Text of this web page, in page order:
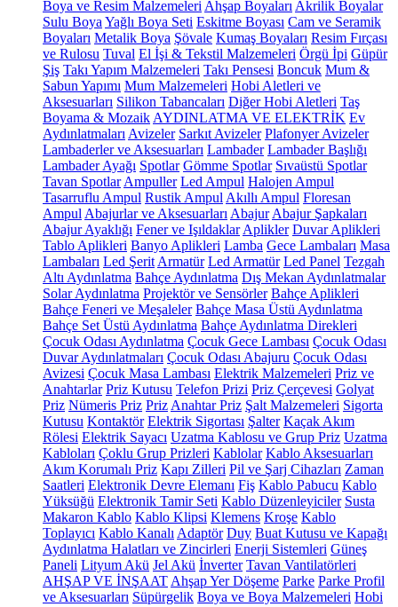
Boya ve Resim Malzemeleri Ahşap Boyaları Akrilik Boyalar
Sulu Boya Yağlı Boya Seti Eskitme Boyası Cam ve Seramik
Boyaları Metalik Boya Şövale Kumaş Boyaları Resim Fırçası
ve Rulosu Tuval El İşi & Tekstil Malzemeleri Örgü İpi Güpür
Şiş Takı Yapım Malzemeleri Takı Pensesi Boncuk Mum &
Sabun Yapımı Mum Malzemeleri Hobi Aletleri ve
Aksesuarları Silikon Tabancaları Diğer Hobi Aletleri Taş
Boyama & Mozaik AYDINLATMA VE ELEKTRİK Ev
Aydınlatmaları Avizeler Sarkıt Avizeler Plafonyer Avizeler
Lambaderler ve Aksesuarları Lambader Lambader Başlığı
Lambader Ayağı Spotlar Gömme Spotlar Sıvaüstü Spotlar
Tavan Spotlar Ampuller Led Ampul Halojen Ampul
Tasarruflu Ampul Rustik Ampul Akıllı Ampul Floresan
Ampul Abajurlar ve Aksesuarları Abajur Abajur Şapkaları
Abajur Ayaklığı Fener ve Işıldaklar Aplikler Duvar Aplikleri
Tablo Aplikleri Banyo Aplikleri Lamba Gece Lambaları Masa
Lambaları Led Şerit Armatür Led Armatür Led Panel Tezgah
Altı Aydınlatma Bahçe Aydınlatma Dış Mekan Aydınlatmalar
Solar Aydınlatma Projektör ve Sensörler Bahçe Aplikleri
Bahçe Feneri ve Meşaleler Bahçe Masa Üstü Aydınlatma
Bahçe Set Üstü Aydınlatma Bahçe Aydınlatma Direkleri
Çocuk Odası Aydınlatma Çocuk Gece Lambası Çocuk Odası
Duvar Aydınlatmaları Çocuk Odası Abajuru Çocuk Odası
Avizesi Çocuk Masa Lambası Elektrik Malzemeleri Priz ve
Anahtarlar Priz Kutusu Telefon Prizi Priz Çerçevesi Golyat
Priz Nümeris Priz Priz Anahtar Priz Şalt Malzemeleri Sigorta
Kutusu Kontaktör Elektrik Sigortası Şalter Kaçak Akım
Rölesi Elektrik Sayacı Uzatma Kablosu ve Grup Priz Uzatma
Kabloları Çoklu Grup Prizleri Kablolar Kablo Aksesuarları
Akım Korumalı Priz Kapı Zilleri Pil ve Şarj Cihazları Zaman
Saatleri Elektronik Devre Elemanı Fiş Kablo Pabucu Kablo
Yüksüğü Elektronik Tamir Seti Kablo Düzenleyiciler Susta
Makaron Kablo Kablo Klipsi Klemens Kroşe Kablo
Toplayıcı Kablo Kanalı Adaptör Duy Buat Kutusu ve Kapağı
Aydınlatma Halatları ve Zincirleri Enerji Sistemleri Güneş
Paneli Lityum Akü Jel Akü İnverter Tavan Vantilatörleri
AHŞAP VE İNŞAAT Ahşap Yer Döşeme Parke Parke Profil
ve Aksesuarları Süpürgelik Boya ve Boya Malzemeleri Hobi